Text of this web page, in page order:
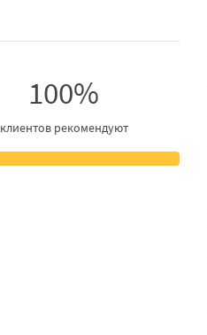
100%
клиентов рекомендуют